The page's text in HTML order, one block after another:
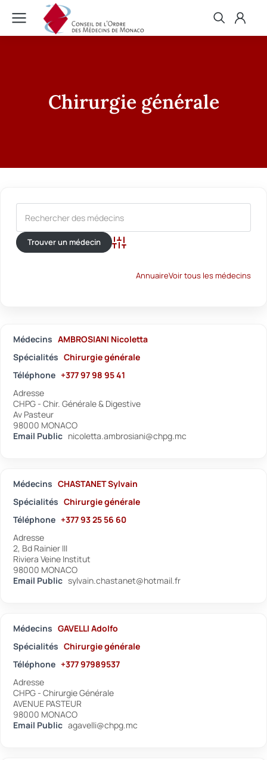
Chirurgie générale
Recherche avancée
AnnuaireVoir tous les médecins
Médecins AMBROSIANI Nicoletta
Spécialités Chirurgie générale
Téléphone +377 97 98 95 41
Adresse
CHPG - Chir. Générale & Digestive
Av Pasteur
98000 MONACO
Email Public nicoletta.ambrosiani@chpg.mc
Médecins CHASTANET Sylvain
Spécialités Chirurgie générale
Téléphone +377 93 25 56 60
Adresse
2, Bd Rainier III
Riviera Veine Institut
98000 MONACO
Email Public sylvain.chastanet@hotmail.fr
Médecins GAVELLI Adolfo
Spécialités Chirurgie générale
Téléphone +377 97989537
Adresse
CHPG - Chirurgie Générale
AVENUE PASTEUR
98000 MONACO
Email Public agavelli@chpg.mc